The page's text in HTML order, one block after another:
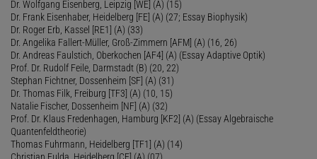
Dr. Wolfgang Eisenberg, Leipzig [WE] (A) (15)
Dr. Frank Eisenhaber, Heidelberg [FE] (A) (27; Essay Biophysik)
Dr. Roger Erb, Kassel [RE1] (A) (33)
Dr. Angelika Fallert-Müller, Groß-Zimmern [AFM] (A) (16, 26)
Dr. Andreas Faulstich, Oberkochen [AF4] (A) (Essay Adaptive Optik)
Prof. Dr. Rudolf Feile, Darmstadt (B) (20, 22)
Stephan Fichtner, Dossenheim [SF] (A) (31)
Dr. Thomas Filk, Freiburg [TF3] (A) (10, 15)
Natalie Fischer, Dossenheim [NF] (A) (32)
Prof. Dr. Klaus Fredenhagen, Hamburg [KF2] (A) (Essay Algebraische
Quantenfeldtheorie)
Thomas Fuhrmann, Heidelberg [TF1] (A) (14)
Christian Fulda, Heidelberg [CF] (A) (07)